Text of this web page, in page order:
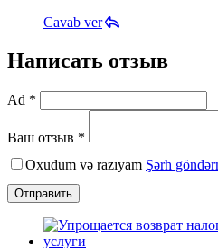
Cavab ver
Написать отзыв
Ad *
Ваш отзыв *
Oxudum və razıyam Şərh
Отправить